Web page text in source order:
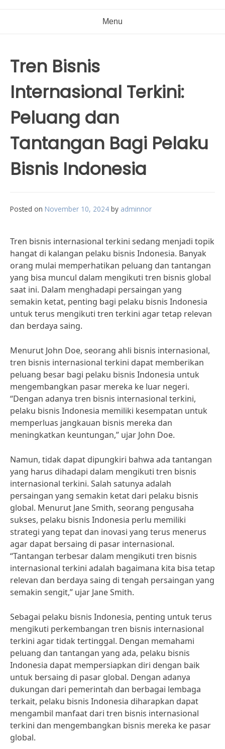
Menu
Tren Bisnis
Internasional Terkini:
Peluang dan
Tantangan Bagi Pelaku
Bisnis Indonesia
Posted on November 10, 2024 by adminnor
Tren bisnis internasional terkini sedang menjadi topik
hangat di kalangan pelaku bisnis Indonesia. Banyak
orang mulai memperhatikan peluang dan tantangan
yang bisa muncul dalam mengikuti tren bisnis global
saat ini. Dalam menghadapi persaingan yang
semakin ketat, penting bagi pelaku bisnis Indonesia
untuk terus mengikuti tren terkini agar tetap relevan
dan berdaya saing.
Menurut John Doe, seorang ahli bisnis internasional,
tren bisnis internasional terkini dapat memberikan
peluang besar bagi pelaku bisnis Indonesia untuk
mengembangkan pasar mereka ke luar negeri.
“Dengan adanya tren bisnis internasional terkini,
pelaku bisnis Indonesia memiliki kesempatan untuk
memperluas jangkauan bisnis mereka dan
meningkatkan keuntungan,” ujar John Doe.
Namun, tidak dapat dipungkiri bahwa ada tantangan
yang harus dihadapi dalam mengikuti tren bisnis
internasional terkini. Salah satunya adalah
persaingan yang semakin ketat dari pelaku bisnis
global. Menurut Jane Smith, seorang pengusaha
sukses, pelaku bisnis Indonesia perlu memiliki
strategi yang tepat dan inovasi yang terus menerus
agar dapat bersaing di pasar internasional.
“Tantangan terbesar dalam mengikuti tren bisnis
internasional terkini adalah bagaimana kita bisa tetap
relevan dan berdaya saing di tengah persaingan yang
semakin sengit,” ujar Jane Smith.
Sebagai pelaku bisnis Indonesia, penting untuk terus
mengikuti perkembangan tren bisnis internasional
terkini agar tidak tertinggal. Dengan memahami
peluang dan tantangan yang ada, pelaku bisnis
Indonesia dapat mempersiapkan diri dengan baik
untuk bersaing di pasar global. Dengan adanya
dukungan dari pemerintah dan berbagai lembaga
terkait, pelaku bisnis Indonesia diharapkan dapat
mengambil manfaat dari tren bisnis internasional
terkini dan mengembangkan bisnis mereka ke pasar
global.